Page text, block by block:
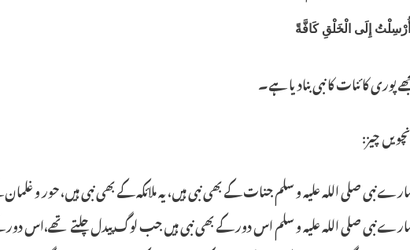
إِلَی الْخَلْقِ کَافَّةً
پوری کائنات کا نبی بنادیا ہے۔
چیز:
نبی صلی اللہ علیہ و سلم جنات کے بھی نبی ہیں، یہ ملائکہ کے بھی نبی ہیں، حور و
نبی صلی اللہ علیہ و سلم اس دور کے بھی نبی ہیں جب لوگ پیدل چلتے تھے،اس